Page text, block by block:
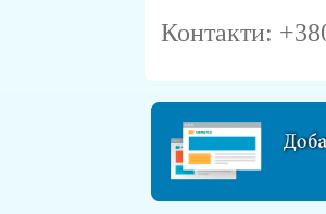
Контакти: